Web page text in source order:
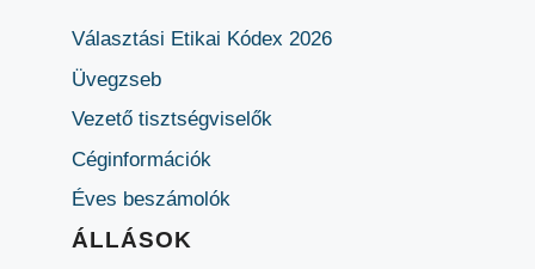
Választási Etikai Kódex 2026
Üvegzseb
Vezető tisztségviselők
Céginformációk
Éves beszámolók
ÁLLÁSOK